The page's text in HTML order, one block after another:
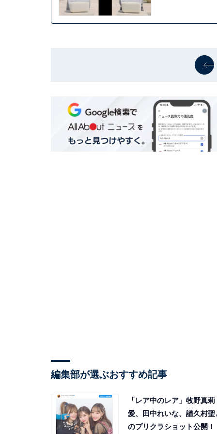
編集部が選ぶおすすめ記事
「レア中のレア」牧野真莉
愛、田中れいな、譜久村聖
のプリクラショット公開！